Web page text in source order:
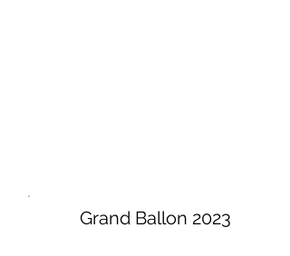
Grand Ballon 2023